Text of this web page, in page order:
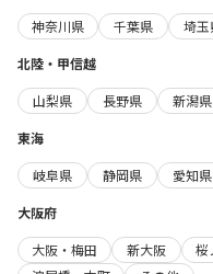
神奈川県
千葉県 埼玉
北陸・甲信越
山梨県
長野県 新潟県
東海
岐阜県
静岡県
愛知県
大阪府
大阪・梅田
新大阪 桜